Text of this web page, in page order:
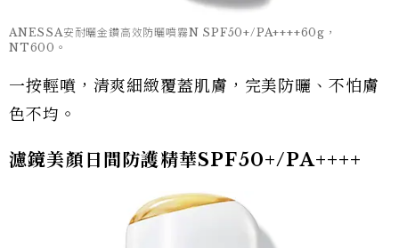
ANESSA安耐曬金鑽高效防曬噴霧N SPF50+/PA++++60g，
NT600。
一按輕噴，清爽細緻覆蓋肌膚，完美防曬、不怕膚
色不均。
濾鏡美顏日間防護精華SPF50+/PA++++